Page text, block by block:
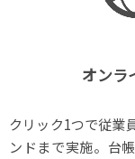
オンラ
クリック1つで従業
ンドまで実施。台